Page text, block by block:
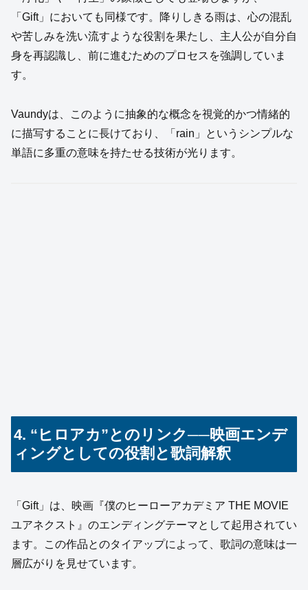
「Gift」においても同様です。降りしきる雨は、心の混乱
や苦しみを洗い流すような役割を果たし、主人公が自分自
身を再認識し、前に進むためのプロセスを強調していま
す。
Vaundyは、このように抽象的な概念を視覚的かつ情緒的
に描写することに長けており、「rain」というシンプルな
単語に多重の意味を持たせる技術が光ります。
4. “ヒロアカ”とのリンク──映画エンデ
ィングとしての役割と歌詞解釈
「Gift」は、映画『僕のヒーローアカデミア THE MOVIE
ユアネクスト』のエンディングテーマとして起用されてい
ます。この作品とのタイアップによって、歌詞の意味は一
層広がりを見せています。